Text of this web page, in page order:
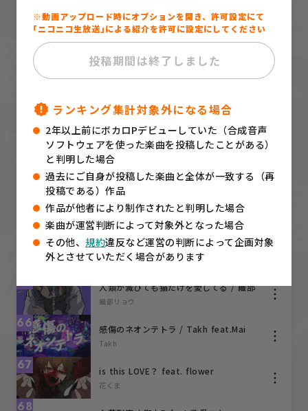
最終着点。 feat.初音ミク
真空関係デストロイヤー feat.知声｜あ
染色 | TOQUI feat.知声
TOQUI (トキ)
新世 / 初音ミク
巡巡
【GUMI×flower】MADA☆MADA／なな
しまゆう
Pinkish Blue（ピンキッシュブルー）/
あぢさゐ feat.初音ミク
あぢさゐ
人類が滅びても猫だけを愛してる / 織部
リョウ feat. Mai&初音ミク
織部リョウ
66 感傷のネオンテトラ / Takh feat.Mai
Takh
67 is this LOVE？ feat. flower
花くま
68
※動画アップロード時にオプションを開き、許可設定にて
｢ニコニコ生放送｣による紹介を許可に設定にしてください
投稿期間は終了しました
ランキング集計対象外になる場合
2年以上前にボカロPデビューしていた（合成音声
ソフトウェアを使った楽曲を投稿したことがある）
と判明した場合
過去にご自身が投稿した楽曲と全体が一致する（再
投稿である）作品
作品が他者により制作されたと判明した場合
楽曲が運営判断によって対象外となった場合
その他、 規約違反など運営の判断によって企画対象
外とさせていただく場合があります